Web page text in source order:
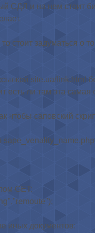
СДЛ и на нем стоит
стоит задуматься о
site.ua/link.html
есть ли там эта
чтобы саповский
GET:
иных документов: